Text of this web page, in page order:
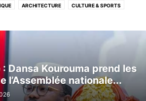
ARCHITECTURE CULTURE & SPORTS
POLITIQUE PUBLIREPORTAGE SANTÉ
: Dansa Kourouma prend les
l’Assemblée nationale...